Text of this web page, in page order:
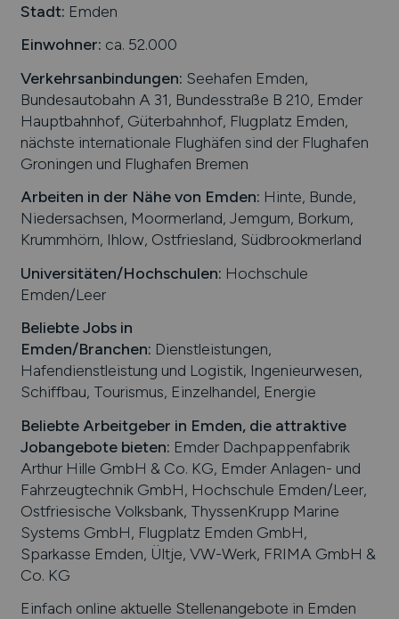
Stadt: Emden
Einwohner: ca. 52.000
Verkehrsanbindungen: Seehafen Emden,
Bundesautobahn A 31, Bundesstraße B 210, Emder
Hauptbahnhof, Güterbahnhof, Flugplatz Emden,
nächste internationale Flughäfen sind der Flughafen
Groningen und Flughafen Bremen
Arbeiten in der Nähe von Emden: Hinte, Bunde,
Niedersachsen, Moormerland, Jemgum, Borkum,
Krummhörn, Ihlow, Ostfriesland, Südbrookmerland
Universitäten/Hochschulen: Hochschule
Emden/Leer
Beliebte Jobs in
Emden/Branchen: Dienstleistungen,
Hafendienstleistung und Logistik, Ingenieurwesen,
Schiffbau, Tourismus, Einzelhandel, Energie
Beliebte Arbeitgeber in Emden, die attraktive
Jobangebote bieten: Emder Dachpappenfabrik
Arthur Hille GmbH & Co. KG, Emder Anlagen- und
Fahrzeugtechnik GmbH, Hochschule Emden/Leer,
Ostfriesische Volksbank, ThyssenKrupp Marine
Systems GmbH, Flugplatz Emden GmbH,
Sparkasse Emden, Ültje, VW-Werk, FRIMA GmbH &
Co. KG
Einfach online aktuelle Stellenangebote in Emden